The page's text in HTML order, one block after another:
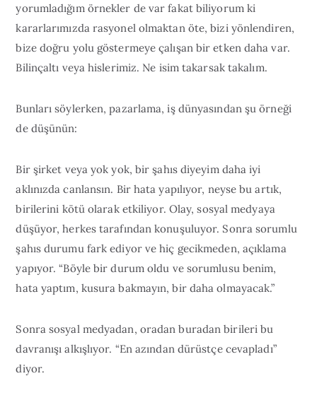
yorumladığım örnekler de var fakat biliyorum ki
kararlarımızda rasyonel olmaktan öte, bizi yönlendiren,
bize doğru yolu göstermeye çalışan bir etken daha var.
Bilinçaltı veya hislerimiz. Ne isim takarsak takalım.
Bunları söylerken, pazarlama, iş dünyasından şu örneği
de düşünün:
Bir şirket veya yok yok, bir şahıs diyeyim daha iyi
aklınızda canlansın. Bir hata yapılıyor, neyse bu artık,
birilerini kötü olarak etkiliyor. Olay, sosyal medyaya
düşüyor, herkes tarafından konuşuluyor. Sonra sorumlu
şahıs durumu fark ediyor ve hiç gecikmeden, açıklama
yapıyor. “Böyle bir durum oldu ve sorumlusu benim,
hata yaptım, kusura bakmayın, bir daha olmayacak.”
Sonra sosyal medyadan, oradan buradan birileri bu
davranışı alkışlıyor. “En azından dürüstçe cevapladı”
diyor.